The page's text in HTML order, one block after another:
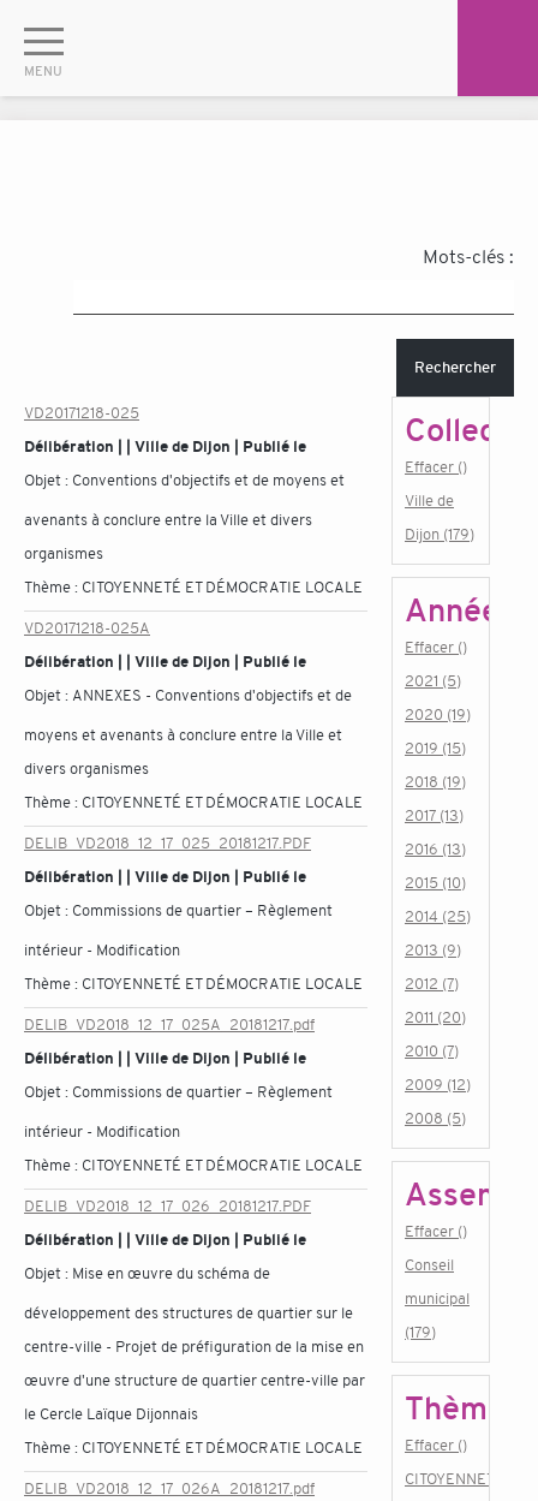
Mots-clés :
Rechercher
VD20171218-025
Délibération | | Ville de Dijon | Publié le
Objet : Conventions d'objectifs et de moyens et
avenants à conclure entre la Ville et divers
organismes
Thème : CITOYENNETÉ ET DÉMOCRATIE LOCALE
VD20171218-025A
Délibération | | Ville de Dijon | Publié le
Objet : ANNEXES - Conventions d'objectifs et de
moyens et avenants à conclure entre la Ville et
divers organismes
Thème : CITOYENNETÉ ET DÉMOCRATIE LOCALE
DELIB_VD2018_12_17_025_20181217.PDF
Délibération | | Ville de Dijon | Publié le
Objet : Commissions de quartier – Règlement
intérieur - Modification
Thème : CITOYENNETÉ ET DÉMOCRATIE LOCALE
DELIB_VD2018_12_17_025A_20181217.pdf
Délibération | | Ville de Dijon | Publié le
Objet : Commissions de quartier – Règlement
intérieur - Modification
Thème : CITOYENNETÉ ET DÉMOCRATIE LOCALE
DELIB_VD2018_12_17_026_20181217.PDF
Délibération | | Ville de Dijon | Publié le
Objet : Mise en œuvre du schéma de
développement des structures de quartier sur le
centre-ville - Projet de préfiguration de la mise en
œuvre d'une structure de quartier centre-ville par
le Cercle Laïque Dijonnais
Thème : CITOYENNETÉ ET DÉMOCRATIE LOCALE
DELIB_VD2018_12_17_026A_20181217.pdf
Effacer ()
Ville de
Dijon (179)
Année
Effacer ()
2021 (5)
2020 (19)
2019 (15)
2018 (19)
2017 (13)
2016 (13)
2015 (10)
2014 (25)
2013 (9)
2012 (7)
2011 (20)
2010 (7)
2009 (12)
2008 (5)
Effacer ()
Conseil
municipal
(179)
Thème
Effacer ()
CITOYENNETÉ